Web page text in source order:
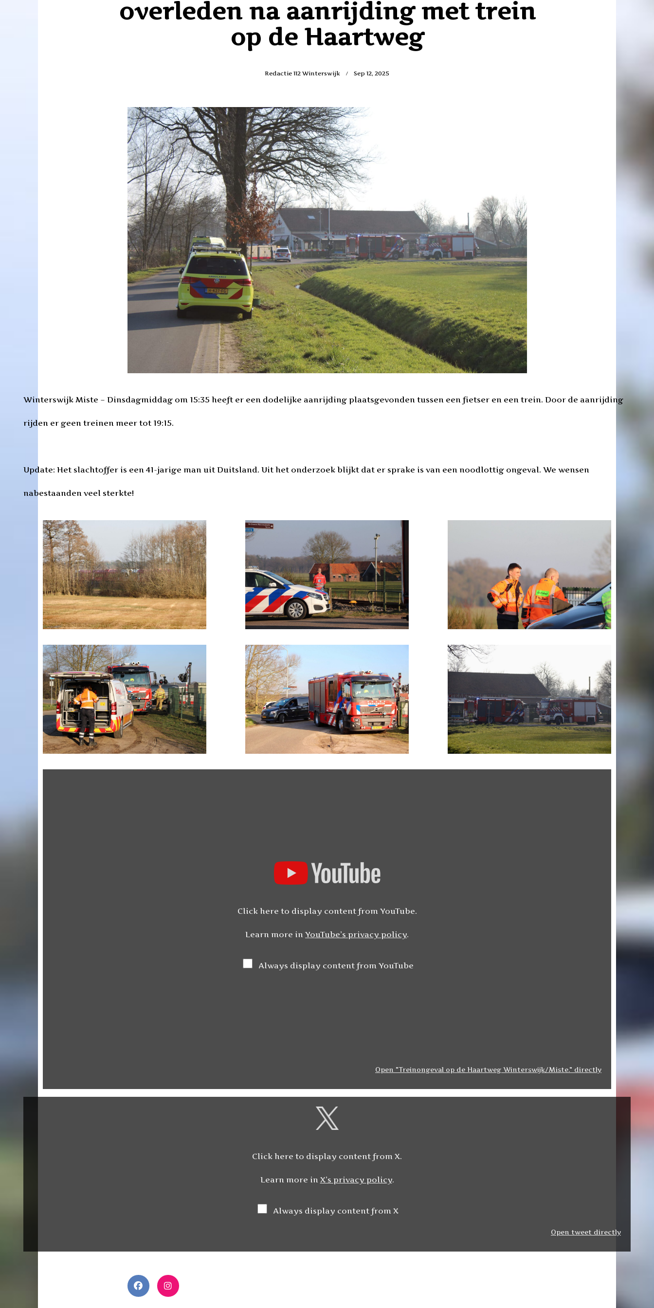
overleden na aanrijding met trein
op de Haartweg
Redactie 112 Winterswijk Sep 12, 2025
Winterswijk Miste – Dinsdagmiddag om 15:35 heeft er een dodelijke aanrijding plaatsgevonden tussen een fietser en een trein. Door de aanrijding
rijden er geen treinen meer tot 19:15.
Update: Het slachtoffer is een 41-jarige man uit Duitsland. Uit het onderzoek blijkt dat er sprake is van een noodlottig ongeval. We wensen
nabestaanden veel sterkte!
Click here to display content from YouTube.
Learn more in YouTube’s privacy policy.
Always display content from YouTube
Open "Treinongeval op de Haartweg Winterswijk/Miste." directly
Click here to display content from X.
Learn more in X’s privacy policy.
Always display content from X
Open tweet directly